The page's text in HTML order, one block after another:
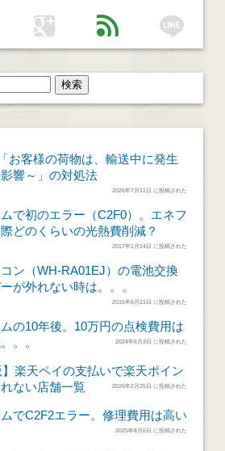
google feed line
お客様の荷物は、輸送中に発生
響～」の対処法
2026年7月11日 に投稿された
で初のエラー（C2F0）。エネフ
どのくらいの光熱費削減？
2017年1月14日 に投稿された
ン（WH-RA01EJ）の電池交換
が外れない時は。。。
2016年6月21日 に投稿された
の10年後。10万円の点検費用は
。。
2024年6月3日 に投稿された
】楽天ペイの支払いで楽天ポイン
ない店舗一覧
2026年2月25日 に投稿された
でC2F2エラー。修理費用は高い
2025年8月6日 に投稿された